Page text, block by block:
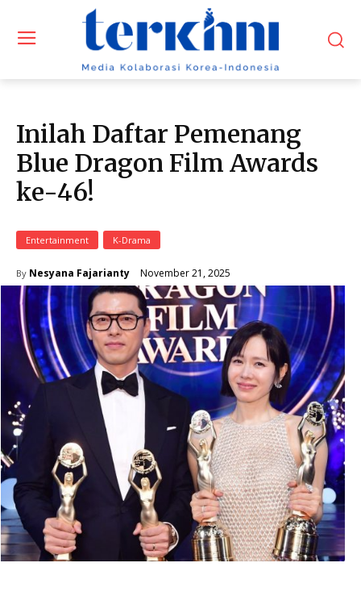
Inilah Daftar Pemenang
Blue Dragon Film Awards
ke-46!
Entertainment K-Drama
By Nesyana Fajarianty November 21, 2025